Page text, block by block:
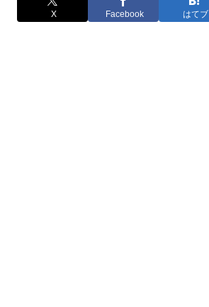
X Facebook はてブ